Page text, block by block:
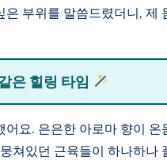
은 부위를 말씀드렸더니,
은 힐링 타임
요. 은은한 아로마 향이
쳐있던 근육들이 하나하